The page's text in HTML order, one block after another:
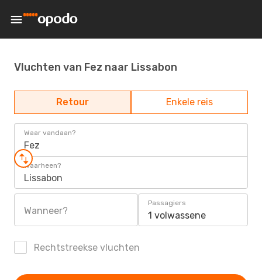
Vluchten van Fez naar Lissabon
Retour Enkele reis
Waar vandaan?
Fez
Waarheen?
Lissabon
Wanneer?
Passagiers
1 volwassene
Rechtstreekse vluchten